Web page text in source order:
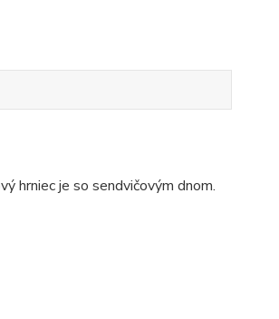
hrniec je so sendvičovým dnom.